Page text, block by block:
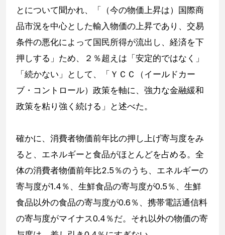
とについて聞かれ、「（今の物価上昇は）国際商
品市況を中心とした輸入物価の上昇であり、交易
条件の悪化によって国民所得が流出し、経済を下
押しする」ため、２％超えは「安定的ではなく」
「続かない」として、「ＹＣＣ（イールドカー
ブ・コントロール）政策を軸に、強力な金融緩和
政策を粘り強く続ける」と述べた。
確かに、消費者物価前年比の押し上げ寄与度をみ
ると、エネルギーと食品がほとんどを占める。全
体の消費者物価前年比2.5％のうち、エネルギーの
寄与度が1.4％、生鮮食品の寄与度が0.5％、生鮮
食品以外の食品の寄与度が0.6％、携帯電話通信料
の寄与度がマイナス0.4％だ。それ以外の物価の寄